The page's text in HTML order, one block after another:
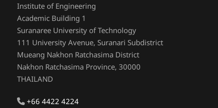
Institute of Engineering
Academic Building 1
Suranaree University of Technology
111 University Avenue, Suranari Subdistrict
Mueang Nakhon Ratchasima District
Nakhon Ratchasima Province, 30000
THAILAND
+66 4422 4224